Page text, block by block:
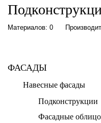
Материалов: 0
ФАСАДЫ
Навесные фасады
Подконструкции
Фасадные